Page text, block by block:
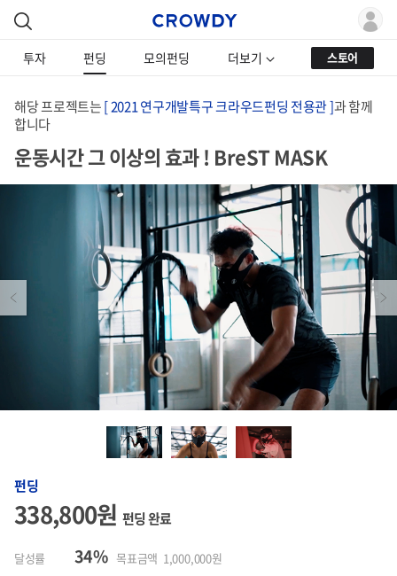
투자 펀딩 모의펀딩 더보기 스토어
해당 프로젝트는[ 2021 연구개발특구 크라우드펀딩 전용관 ]과 함께
합니다
운동시간 그 이상의 효과 ! BreST MASK
Previous Next
펀딩
338,800원 펀딩 완료
달성률 34% 목표금액 1,000,000원